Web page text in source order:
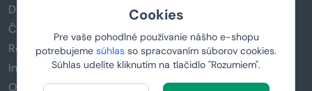
Cookies
Pre vaše pohodlné používanie nášho e-shopu
potrebujeme súhlas so spracovaním súborov cookies.
Súhlas udelíte kliknutím na tlačidlo "Rozumiem".
Doručenie a platba
Časté otázky (FAQ)
Reklamácia a vrátenie tovaru
Informácie k darčekom
Obchodné podmienky